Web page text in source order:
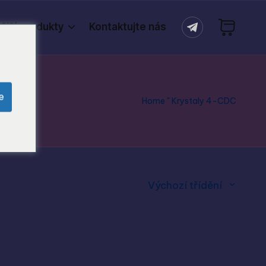
produkty Kontaktujte nás
Home " Krystaly 4-CDC
Výchozí třídění